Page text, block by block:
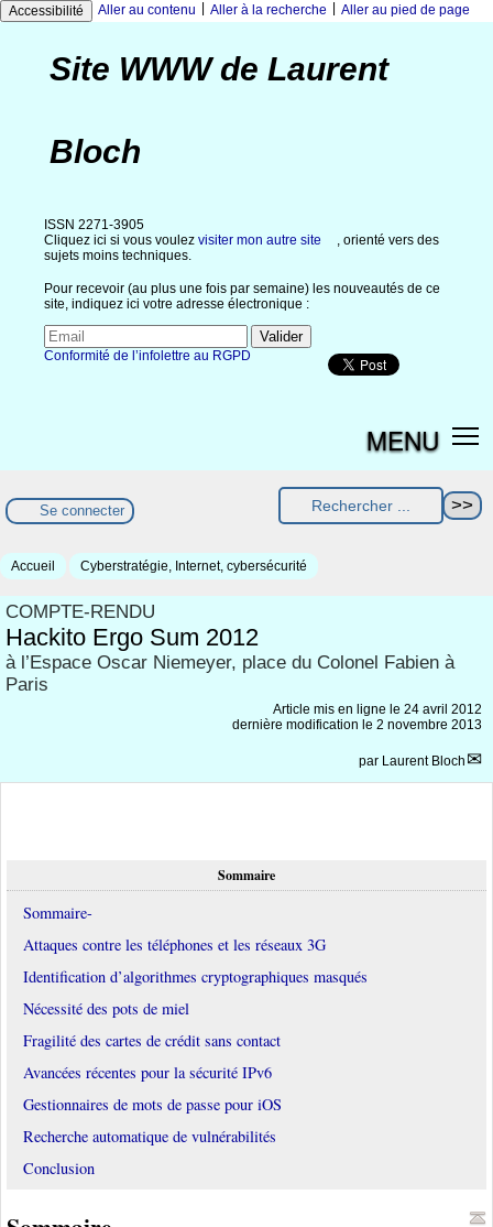
Accessibilité Aller au contenu Aller à la recherche Aller au pied de page
Site WWW de Laurent
Bloch
ISSN 2271-3905
Cliquez ici si vous voulez visiter mon autre site
, orienté vers des
sujets moins techniques.
Pour recevoir (au plus une fois par semaine) les nouveautés de ce
site, indiquez ici votre adresse électronique :
Conformité de l’infolettre au RGPD
MENU
Se connecter
Accueil Cyberstratégie, Internet, cybersécurité
COMPTE-RENDU
Hackito Ergo Sum 2012
à l’Espace Oscar Niemeyer, place du Colonel Fabien à
Paris
Article mis en ligne le 24 avril 2012
dernière modification le 2 novembre 2013
par Laurent Bloch
Sommaire
Sommaire-
Attaques contre les téléphones et les réseaux 3G
Identification d’algorithmes cryptographiques masqués
Nécessité des pots de miel
Fragilité des cartes de crédit sans contact
Avancées récentes pour la sécurité IPv6
Gestionnaires de mots de passe pour iOS
Recherche automatique de vulnérabilités
Conclusion